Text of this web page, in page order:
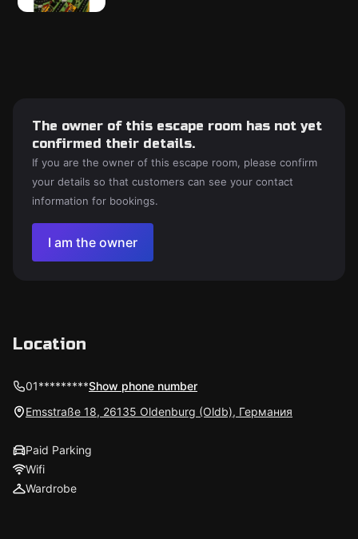
The owner of this escape room has not yet
confirmed their details.
If you are the owner of this escape room, please confirm
your details so that customers can see your contact
information for bookings.
I am the owner
Location
01*********Show phone number
Emsstraße 18, 26135 Oldenburg (Oldb), Германия
Paid Parking
Wifi
Wardrobe